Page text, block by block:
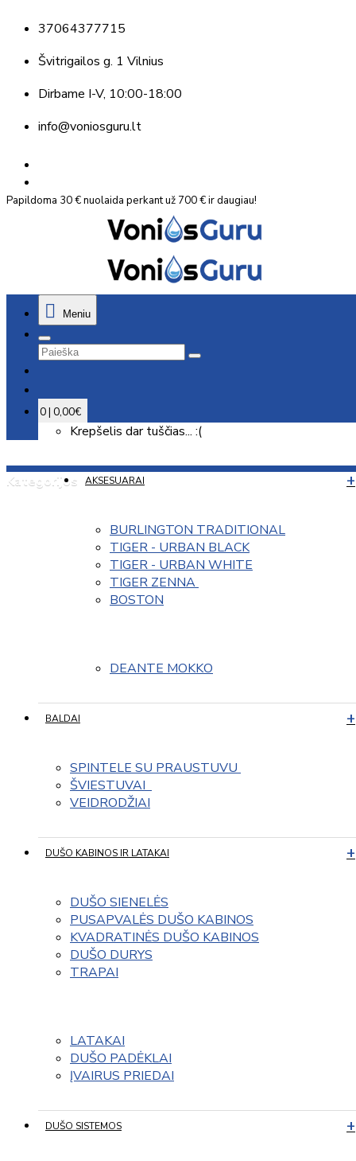
37064377715
Švitrigailos g. 1 Vilnius
Dirbame I-V, 10:00-18:00
info@voniosguru.lt
Papildoma 30 € nuolaida perkant už 700 € ir daugiau!
Meniu
0 | 0,00€
Krepšelis dar tuščias... :(
Kategorijos AKSESUARAI
BURLINGTON TRADITIONAL
TIGER - URBAN BLACK
TIGER - URBAN WHITE
TIGER ZENNA
BOSTON
DEANTE MOKKO
BALDAI
SPINTELE SU PRAUSTUVU
ŠVIESTUVAI
VEIDRODŽIAI
DUŠO KABINOS IR LATAKAI
DUŠO SIENELĖS
PUSAPVALĖS DUŠO KABINOS
KVADRATINĖS DUŠO KABINOS
DUŠO DURYS
TRAPAI
LATAKAI
DUŠO PADĖKLAI
ĮVAIRUS PRIEDAI
DUŠO SISTEMOS